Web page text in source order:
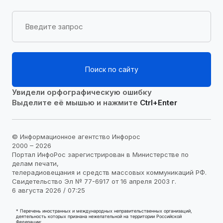
Поиск по сайту
Увидели орфографическую ошибку
Выделите её мышью и нажмите Ctrl+Enter
© Информационное агентство Инфорос
2000 – 2026
Портал ИнфоРос зарегистрирован в Министерстве по
делам печати,
телерадиовещания и средств массовых коммуникаций РФ.
Свидетельство Эл № 77-6917 от 16 апреля 2003 г.
6 августа 2026 / 07:25